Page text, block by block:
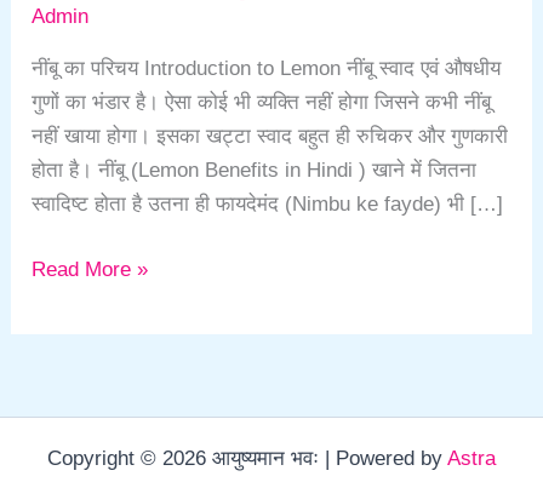
Admin
नींबू का परिचय Introduction to Lemon नींबू स्वाद एवं औषधीय
गुणों का भंडार है। ऐसा कोई भी व्यक्ति नहीं होगा जिसने कभी नींबू
नहीं खाया होगा। इसका खट्टा स्वाद बहुत ही रुचिकर और गुणकारी
होता है। नींबू (Lemon Benefits in Hindi ) खाने में जितना
स्वादिष्ट होता है उतना ही फायदेमंद (Nimbu ke fayde) भी […]
Read More »
Copyright © 2026 आयुष्यमान भवः | Powered by Astra